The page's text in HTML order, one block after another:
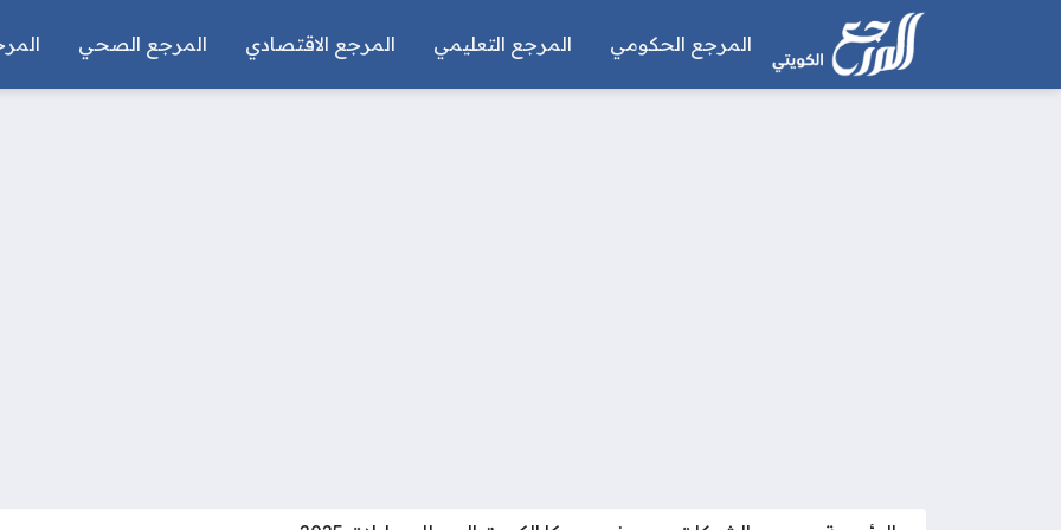
المرجع الحكومي المرجع التعليمي المرجع الاقتصادي المرجع الصحي